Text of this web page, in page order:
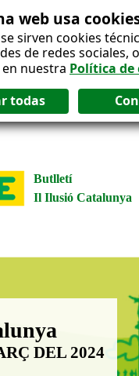
web usa
sirven cookies
de redes sociales,
nuestra Política de
Butlletí
Il Ilusió Catalunya
Catalunya
DEL 2024